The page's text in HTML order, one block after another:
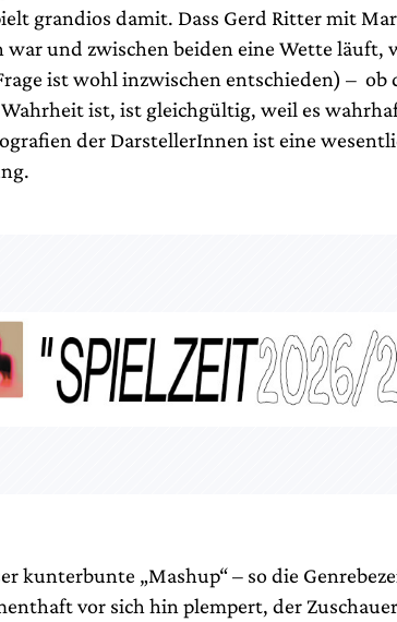
grandios damit. Dass Gerd Ritter mit
war und zwischen beiden eine Wette läuft,
ist wohl inzwischen entschieden) – ob
ist, ist gleichgültig, weil es
der DarstellerInnen ist eine
kunterbunte „Mashup“ – so die
vor sich hin plempert, der